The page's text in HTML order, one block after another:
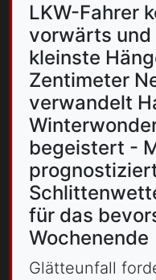
LKW-Fahrer
vorwärts und
kleinste
Zentimeter
verwandelt
begeistert -
für das
Wochenende
Glätteunfall